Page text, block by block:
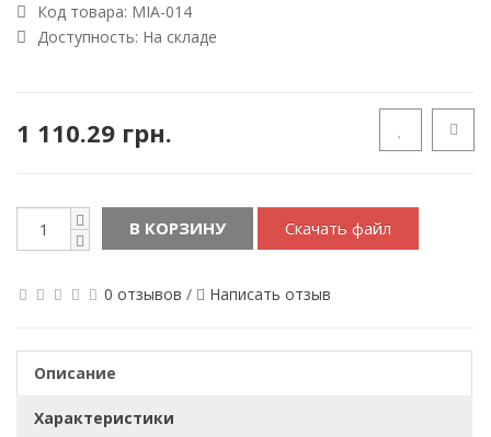
Код товара: MIA-014
Доступность: На складе
1 110.29 грн.
В КОРЗИНУ Скачать файл
0 отзывов / Написать отзыв
Описание
Характеристики